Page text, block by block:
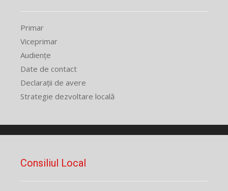
Primar
Viceprimar
Audiențe
Date de contact
Declarații de avere
Strategie dezvoltare locală
Consiliul Local